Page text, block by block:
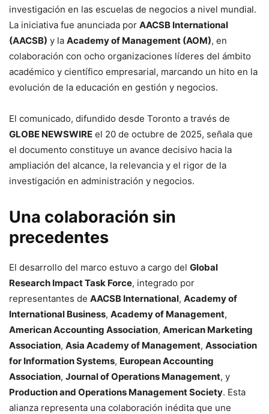
investigación en las escuelas de negocios a nivel mundial.
La iniciativa fue anunciada por AACSB International
(AACSB) y la Academy of Management (AOM), en
colaboración con ocho organizaciones líderes del ámbito
académico y científico empresarial, marcando un hito en la
evolución de la educación en gestión y negocios.
El comunicado, difundido desde Toronto a través de
GLOBE NEWSWIRE el 20 de octubre de 2025, señala que
el documento constituye un avance decisivo hacia la
ampliación del alcance, la relevancia y el rigor de la
investigación en administración y negocios.
Una colaboración sin
precedentes
El desarrollo del marco estuvo a cargo del Global
Research Impact Task Force, integrado por
representantes de AACSB International, Academy of
International Business, Academy of Management,
American Accounting Association, American Marketing
Association, Asia Academy of Management, Association
for Information Systems, European Accounting
Association, Journal of Operations Management, y
Production and Operations Management Society. Esta
alianza representa una colaboración inédita que une